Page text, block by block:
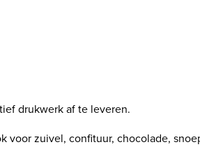
drukwerk af te leveren.
voor zuivel, confituur, chocolade,